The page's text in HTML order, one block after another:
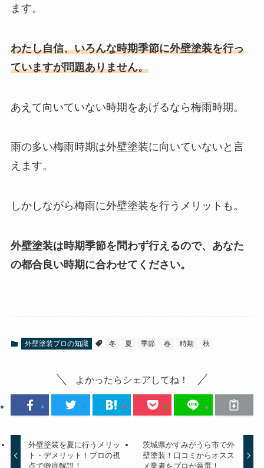
ます。
わたし自信、いろんな時期季節に外壁塗装を行っ
ていますが問題ありません。
あえて向いていない時期をあげるなら梅雨時期。
雨の多い梅雨時期は外壁塗装に向いていないと言
えます。
しかしながら梅雨に外壁塗装を行うメリットも。
外壁塗装は時期季節を問わず行えるので、あなた
の都合良い時期に合わせてください。
外壁塗装プロの知識 冬 夏 季節 春 時期 秋
よかったらシェアしてね！
外壁塗装を夏に行うメリッ
ト・デメリット！プロの視
点で徹底解説！
茨城県かすみがうら市で外
壁塗装！口コミからオスス
メ業者をプロが厳選！